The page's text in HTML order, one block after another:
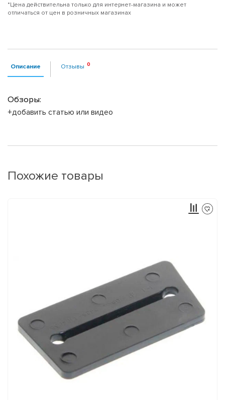
*Цена действительна только для интернет-магазина и может
отличаться от цен в розничных магазинах
Описание Отзывы
Обзоры:
+добавить статью или видео
Похожие товары